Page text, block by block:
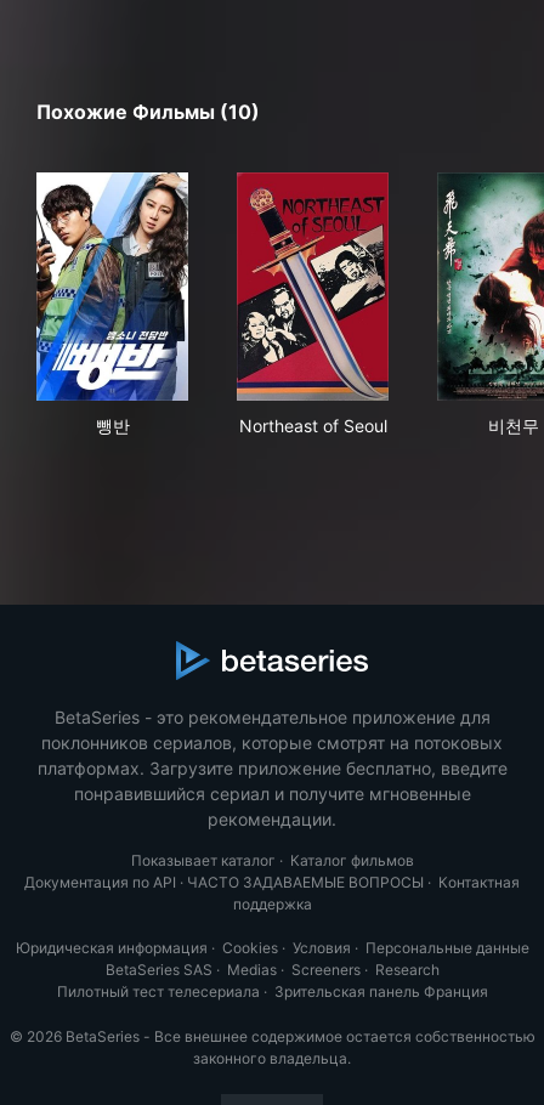
Похожие Фильмы (10)
뺑반 Northeast of Seoul 비천무
BetaSeries - это рекомендательное приложение для
поклонников сериалов, которые смотрят на потоковых
платформах. Загрузите приложение бесплатно, введите
понравившийся сериал и получите мгновенные
рекомендации.
Показывает каталог · Каталог фильмов
Документация по API · ЧАСТО ЗАДАВАЕМЫЕ ВОПРОСЫ · Контактная
поддержка
Юридическая информация · Cookies· Условия · Персональные данные
BetaSeries SAS · Medias· Screeners· Research
Пилотный тест телесериала · Зрительская панель Франция
© 2026 BetaSeries - Все внешнее содержимое остается собственностью
законного владельца.